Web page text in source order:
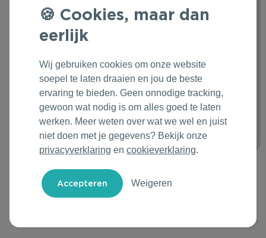
Outdoor & Vrije tijd
Technologie & Gadgets
Home & Living
Duurzame Bestsellers
Daarom Duurzaam
Groene Lente Dagen
Oranjefeest
Vakantie & Zomer
Back to Routine
Herfstmomenten
Warme Winter
Rituals
Roll'Eat
Samsonite
Stanley/Stella
Tony's Chocolonely
Cookies, maar dan
eerlijk
Wij gebruiken cookies om onze website
soepel te laten draaien en jou de beste
ervaring te bieden. Geen onnodige tracking,
gewoon wat nodig is om alles goed te laten
werken. Meer weten over wat we wel en juist
niet doen met je gegevens? Bekijk onze
privacyverklaring en cookieverklaring.
Weigeren